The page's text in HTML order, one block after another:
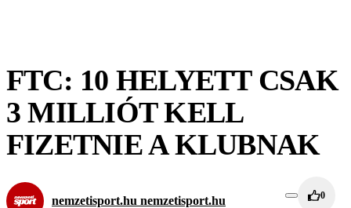
FTC: 10 HELYETT CSAK
3 MILLIÓT KELL
FIZETNIE A KLUBNAK
nemzetisport.hu nemzetisport.hu 0